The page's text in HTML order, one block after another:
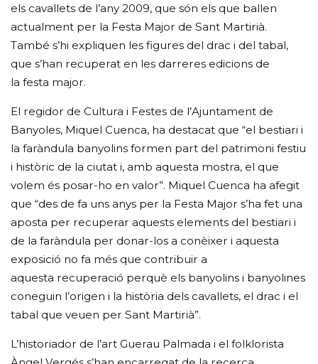
els cavallets de l’any 2009, que són els que ballen
actualment per la Festa Major de Sant Martirià.
També s’hi expliquen les figures del drac i del tabal,
que s’han recuperat en les darreres edicions de
la festa major.
El regidor de Cultura i Festes de l’Ajuntament de
Banyoles, Miquel Cuenca, ha destacat que “el bestiari i
la faràndula banyolins formen part del patrimoni festiu
i històric de la ciutat i, amb aquesta mostra, el que
volem és posar-ho en valor”. Miquel Cuenca ha afegit
que “des de fa uns anys per la Festa Major s’ha fet una
aposta per recuperar aquests elements del bestiari i
de la faràndula per donar-los a conèixer i aquesta
exposició no fa més que contribuir a
aquesta recuperació perquè els banyolins i banyolines
coneguin l’origen i la història dels cavallets, el drac i el
tabal que veuen per Sant Martirià”.
L’historiador de l’art Guerau Palmada i el folklorista